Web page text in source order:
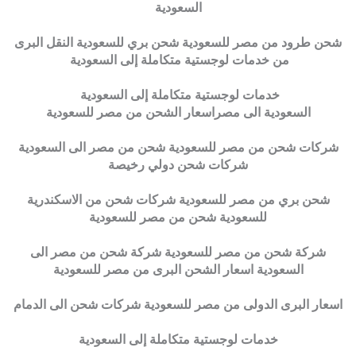
السعودية
شحن طرود من مصر للسعودية شحن بري للسعودية النقل البرى
من خدمات لوجستية متكاملة إلى السعودية
خدمات لوجستية متكاملة إلى السعودية
السعودية الى مصراسعار الشحن من مصر للسعودية
شركات شحن من مصر للسعودية شحن من مصر الى السعودية
شركات شحن دولي رخيصة
شحن بري من مصر للسعودية شركات شحن من الاسكندرية
للسعودية شحن من مصر للسعودية
شركة شحن من مصر للسعودية شركة شحن من مصر الى
السعودية اسعار الشحن البرى من مصر للسعودية
اسعار البرى الدولى من مصر للسعودية شركات شحن الى الدمام
خدمات لوجستية متكاملة إلى السعودية